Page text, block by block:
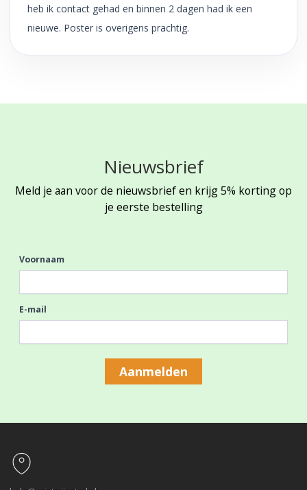
heb ik contact gehad en binnen 2 dagen had ik een
nieuwe. Poster is overigens prachtig.
Nieuwsbrief
Meld je aan voor de nieuwsbrief en krijg 5% korting op
je eerste bestelling
Voornaam
E-mail
Aanmelden